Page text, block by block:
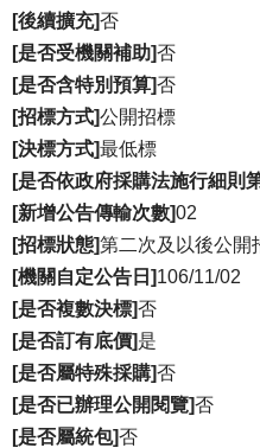
[後續擴充]否
[是否受機關補助]否
[是否含特別預算]否
[招標方式]公開招標
[決標方式]最低標
[是否依政府採購法施行細則
[新增公告傳輸次數]02
[招標狀態]第二次及以後公開
[機關自定公告日]106/11/02
[是否複數決標]否
[是否訂有底價]是
[是否屬特殊採購]否
[是否已辦理公開閱覽]否
[是否屬統包]否